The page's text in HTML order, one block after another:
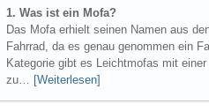
1. Was ist ein Mofa?
Das Mofa erhielt seinen Namen aus
Fahrrad, da es genau genommen ein
Kategorie gibt es Leichtmofas mit
zu… [Weiterlesen]